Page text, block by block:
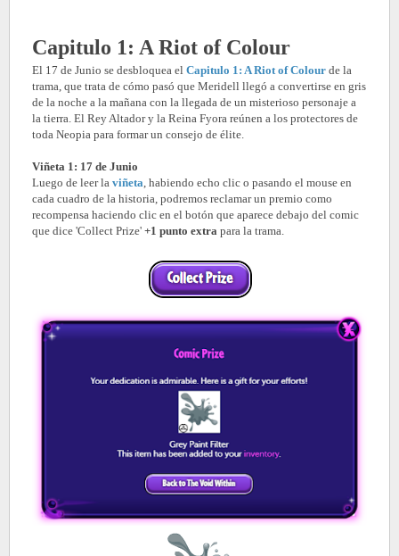
Capitulo 1: A Riot of Colour
El 17 de Junio se desbloquea el Capitulo 1: A Riot of Colour de la
trama, que trata de cómo pasó que Meridell llegó a convertirse en gris
de la noche a la mañana con la llegada de un misterioso personaje a
la tierra. El Rey Altador y la Reina Fyora reúnen a los protectores de
toda Neopia para formar un consejo de élite.
Viñeta 1: 17 de Junio
Luego de leer la viñeta, habiendo echo clic o pasando el mouse en
cada cuadro de la historia, podremos reclamar un premio como
recompensa haciendo clic en el botón que aparece debajo del comic
que dice 'Collect Prize' +1 punto extra para la trama.